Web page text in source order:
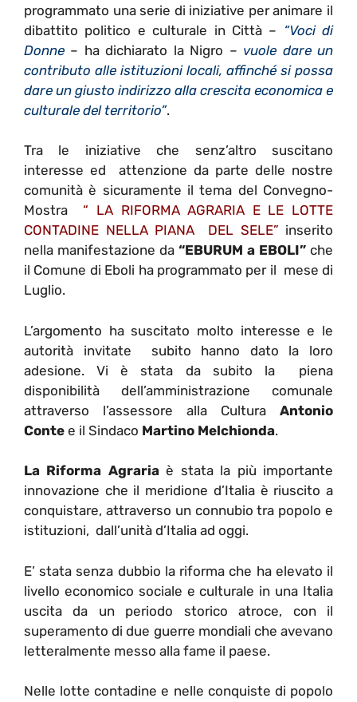
programmato una serie di iniziative per animare il
dibattito politico e culturale in Città – “Voci di
Donne – ha dichiarato la Nigro – vuole dare un
contributo alle istituzioni locali, affinché si possa
dare un giusto indirizzo alla crescita economica e
culturale del territorio”.
Tra le iniziative che senz’altro suscitano
interesse ed attenzione da parte delle nostre
comunità è sicuramente il tema del Convegno-
Mostra “ LA RIFORMA AGRARIA E LE LOTTE
CONTADINE NELLA PIANA DEL SELE” inserito
nella manifestazione da “EBURUM a EBOLI” che
il Comune di Eboli ha programmato per il mese di
Luglio.
L’argomento ha suscitato molto interesse e le
autorità invitate subito hanno dato la loro
adesione. Vi è stata da subito la piena
disponibilità dell’amministrazione comunale
attraverso l’assessore alla Cultura Antonio
Conte e il Sindaco Martino Melchionda.
La Riforma Agrariaè stata la più importante
innovazione che il meridione d’Italia è riuscito a
conquistare, attraverso un connubio tra popolo e
istituzioni, dall’unità d’Italia ad oggi.
E’ stata senza dubbio la riforma che ha elevato il
livello economico sociale e culturale in una Italia
uscita da un periodo storico atroce, con il
superamento di due guerre mondiali che avevano
letteralmente messo alla fame il paese.
Nelle lotte contadine e nelle conquiste di popolo